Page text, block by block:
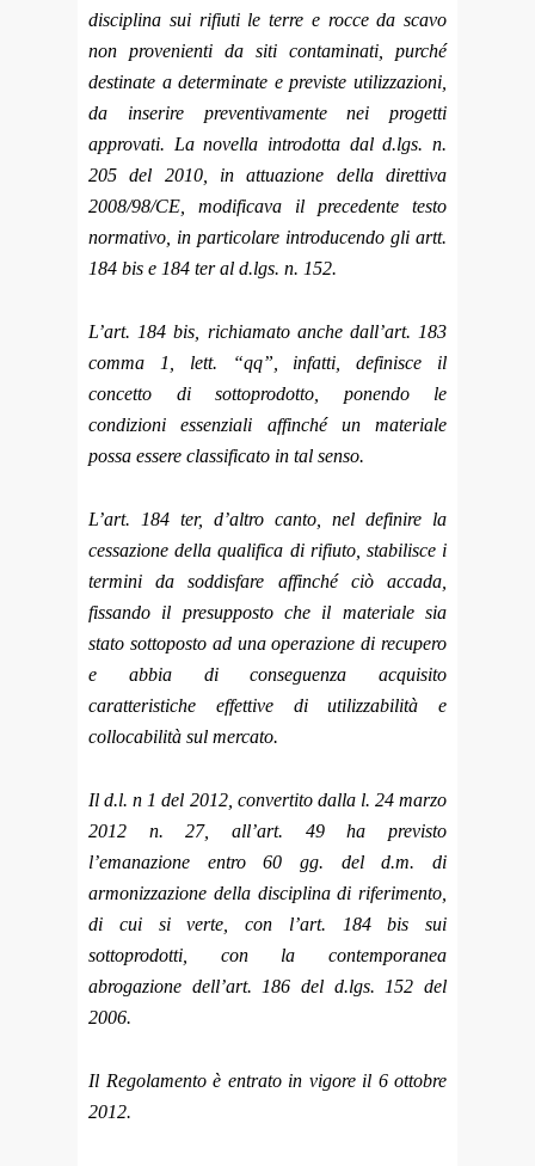
disciplina sui rifiuti le terre e rocce da scavo
non provenienti da siti contaminati, purché
destinate a determinate e previste utilizzazioni,
da inserire preventivamente nei progetti
approvati. La novella introdotta dal d.lgs. n.
205 del 2010, in attuazione della direttiva
2008/98/CE, modificava il precedente testo
normativo, in particolare introducendo gli artt.
184 bis e 184 ter al d.lgs. n. 152.
L’art. 184 bis, richiamato anche dall’art. 183
comma 1, lett. “qq”, infatti, definisce il
concetto di sottoprodotto, ponendo le
condizioni essenziali affinché un materiale
possa essere classificato in tal senso.
L’art. 184 ter, d’altro canto, nel definire la
cessazione della qualifica di rifiuto, stabilisce i
termini da soddisfare affinché ciò accada,
fissando il presupposto che il materiale sia
stato sottoposto ad una operazione di recupero
e abbia di conseguenza acquisito
caratteristiche effettive di utilizzabilità e
collocabilità sul mercato.
Il d.l. n 1 del 2012, convertito dalla l. 24 marzo
2012 n. 27, all’art. 49 ha previsto
l’emanazione entro 60 gg. del d.m. di
armonizzazione della disciplina di riferimento,
di cui si verte, con l’art. 184 bis sui
sottoprodotti, con la contemporanea
abrogazione dell’art. 186 del d.lgs. 152 del
2006.
Il Regolamento è entrato in vigore il 6 ottobre
2012.